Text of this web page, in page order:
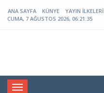
ANA SAYFA KÜNYE YAYIN İLKELERI
CUMA, 7 AĞUSTOS 2026, 06:21:35
Menü